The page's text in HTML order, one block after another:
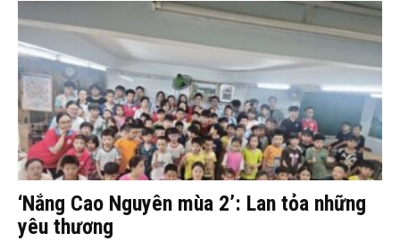
‘Nắng Cao Nguyên mùa 2’: Lan tỏa những
yêu thương